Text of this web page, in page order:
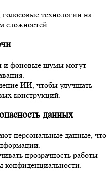
технологии на
сложностей.
и фоновые шумы могут
ИИ, чтобы улучшать
конструкций.
данных
персональные данные, что
прозрачность работы
конфиденциальности.